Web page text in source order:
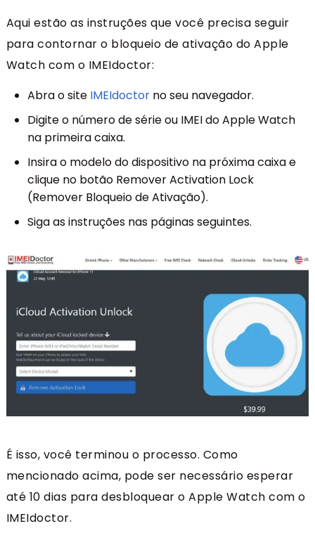
Aqui estão as instruções que você precisa seguir
para contornar o bloqueio de ativação do Apple
Watch com o IMEIdoctor:
Abra o site IMEIdoctorno seu navegador.
Digite o número de série ou IMEI do Apple Watch
na primeira caixa.
Insira o modelo do dispositivo na próxima caixa e
clique no botão Remover Activation Lock
(Remover Bloqueio de Ativação).
Siga as instruções nas páginas seguintes.
É isso, você terminou o processo. Como
mencionado acima, pode ser necessário esperar
até 10 dias para desbloquear o Apple Watch com o
IMEIdoctor.